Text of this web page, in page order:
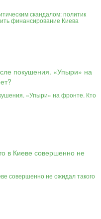
скандалом: политик
финансирование Киева
«Упыри» на фронте. Кто
совершенно не ожидал такого